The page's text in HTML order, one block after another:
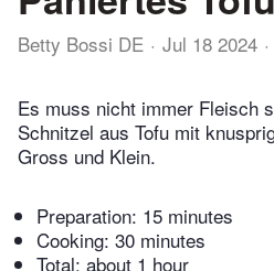
Betty Bossi DE Jul 18 2024
Es muss nicht immer Fleisch
Schnitzel aus Tofu mit
Gross und Klein.
Preparation: 15 minutes
Cooking: 30 minutes
Total: about 1 hour